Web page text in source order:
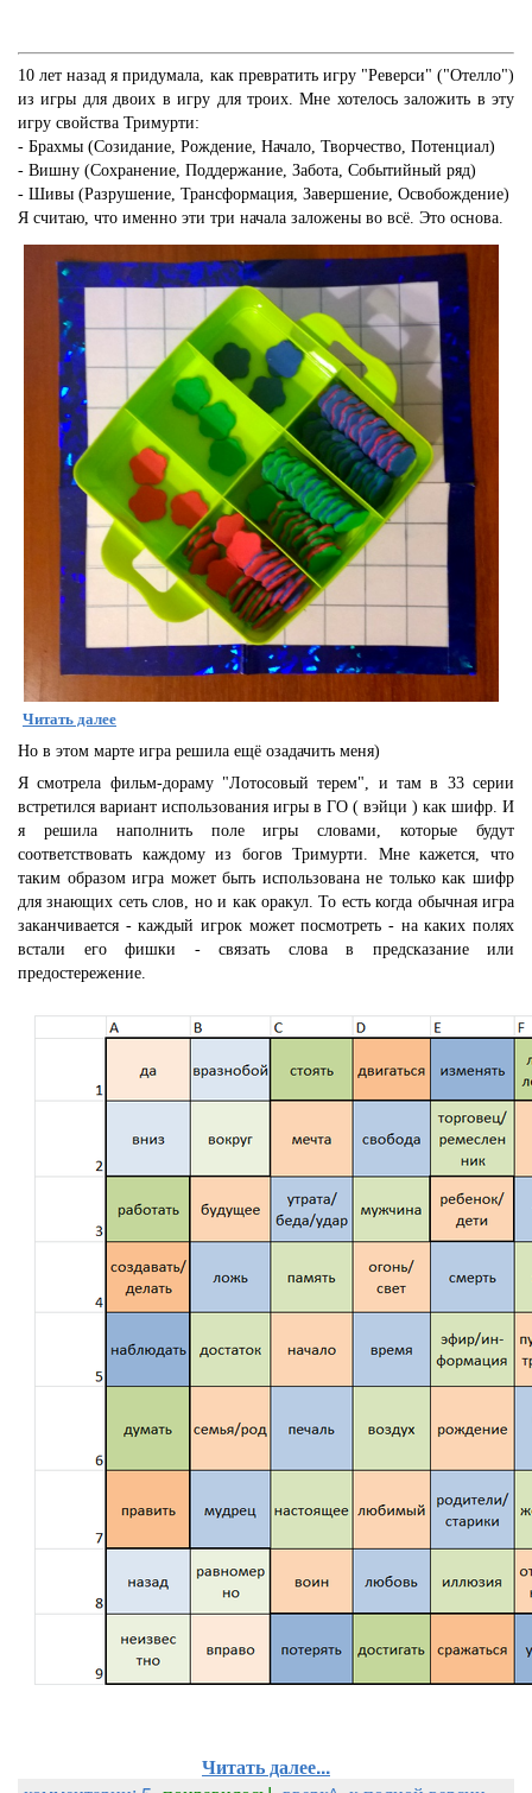
10 лет назад я придумала, как превратить игру "Реверси" ("Отелло")
из игры для двоих в игру для троих. Мне хотелось заложить в эту
игру свойства Тримурти:
- Брахмы (Созидание, Рождение, Начало, Творчество, Потенциал)
- Вишну (Сохранение, Поддержание, Забота, Событийный ряд)
- Шивы (Разрушение, Трансформация, Завершение, Освобождение)
Я считаю, что именно эти три начала заложены во всё. Это основа.
Читать далее
Но в этом марте игра решила ещё озадачить меня)
Я смотрела фильм-дораму "Лотосовый терем", и там в 33 серии
встретился вариант использования игры в ГО ( вэйци ) как шифр. И
я решила наполнить поле игры словами, которые будут
соответствовать каждому из богов Тримурти. Мне кажется, что
таким образом игра может быть использована не только как шифр
для знающих сеть слов, но и как оракул. То есть когда обычная игра
заканчивается - каждый игрок может посмотреть - на каких полях
встали его фишки - связать слова в предсказание или
предостережение.
Читать далее...